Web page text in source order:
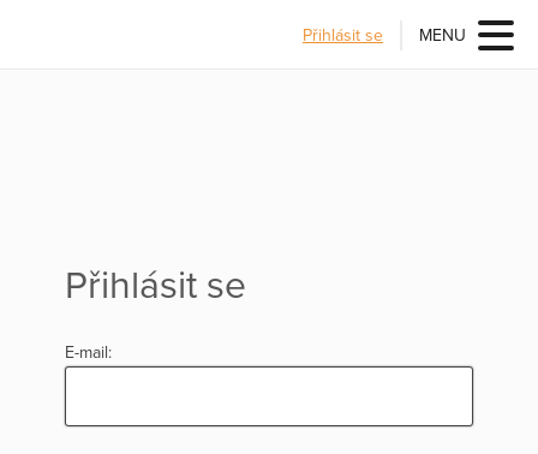
Přihlásit se MENU
Přihlásit se
E-mail: